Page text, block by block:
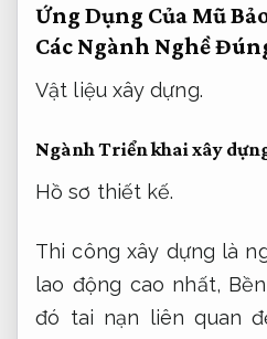
Ứng Dụng Của Mũ
Các Ngành Nghề
Vật liệu xây dựng.
Ngành Triển khai xây
Hồ sơ thiết kế.
Thi công xây dựng là
lao động cao nhất,
đó tai nạn liên quan